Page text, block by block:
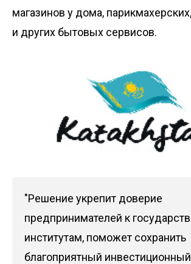
магазинов у дома,
и других бытовых сервисов.
"Решение укрепит доверие
предпринимателей к
институтам, поможет сохранить
благоприятный